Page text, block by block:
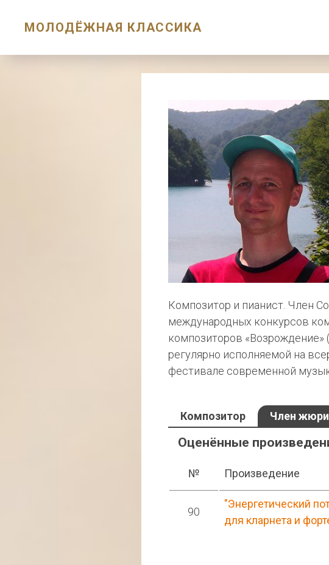
МОЛОДЁЖНАЯ КЛАССИКА
Композитор и пианист. Член
международных конкурсов
композиторов «Возрождение»
регулярно исполняемой на
фестивале современной
Композитор Член жюри
Оценённые
№ Произведение
90
"Энергетический
для кларнета и